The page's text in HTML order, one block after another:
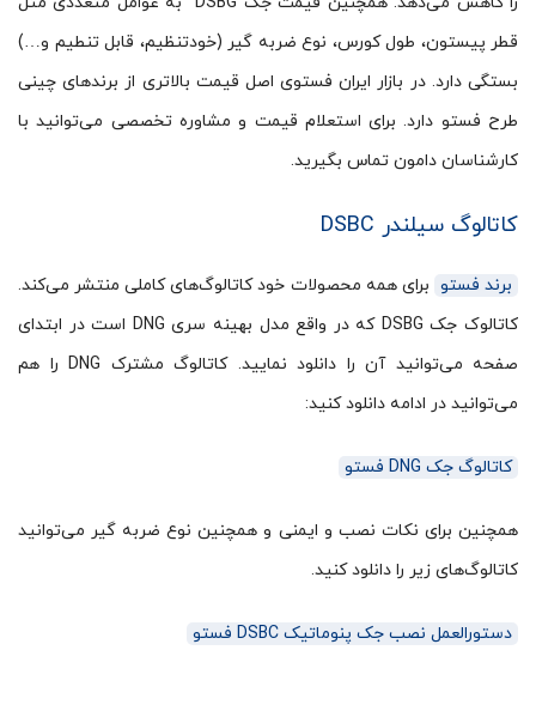
قطر پیستون، طول کورس، نوع ضربه گیر (خودتنظیم، قابل تنطیم و…)
بستگی دارد. در بازار ایران فستوی اصل قیمت بالاتری از برندهای چینی
طرح فستو دارد. برای استعلام قیمت و مشاوره تخصصی می‌توانید با
کارشناسان دامون تماس بگیرید.
کاتالوگ سیلندر DSBC
برند فستو برای همه محصولات خود کاتالوگ‌های کاملی منتشر می‌کند.
کاتالوک جک DSBG که در واقع مدل بهینه سری DNG است در ابتدای
صفحه می‌توانید آن را دانلود نمایید. کاتالوگ مشترک DNG را هم
می‌توانید در ادامه دانلود کنید:
کاتالوگ جک DNG فستو
همچنین برای نکات نصب و ایمنی و همچنین نوع ضربه گیر می‌‌توانید
کاتالوگ‌های زیر را دانلود کنید.
دستورالعمل نصب جک پنوماتیک DSBC فستو